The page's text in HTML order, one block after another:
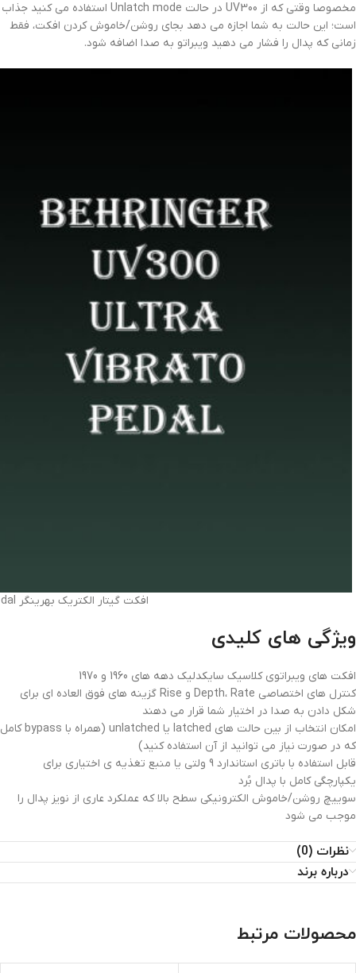
مخصوصا وقتی که از UV300 در حالت Unlatch mode استفاده می کنید جذاب
است؛ این حالت به شما اجازه می دهد بجای روشن/خاموش کردن افکت، فقط
زمانی که پدال را فشار می دهید ویبراتو به صدا اضافه شود.
افکت گیتار الکتریک بهرینگر Behringer UV300 Ultra Vibrato Pedal
ویژگی های کلیدی
افکت های ویبراتوی کلاسیک سایکدلیک دهه های 1960 و 1970
کنترل های اختصاصی Depth، Rate و Rise گزینه های فوق العاده ای برای
شکل دادن به صدا در اختیار شما قرار می دهند
امکان انتخاب از بین حالت های latched یا unlatched (همراه با bypass کامل
که در صورت نیاز می توانید از آن استفاده کنید)
قابل استفاده با باتری استاندارد 9 ولتی یا منبع تغذیه ی اختیاری برای
یکپارچگی کامل با پدال بُرد
سوییچ روشن/خاموش الکترونیکی سطح بالا که عملکرد عاری از نویز پدال را
موجب می شود
نظرات (0)
درباره برند
محصولات مرتبط